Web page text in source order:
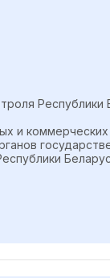
Республики
и коммерческих